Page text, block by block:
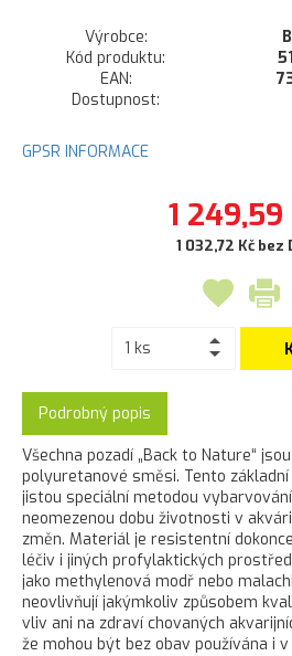
Výrobce:
Kód produktu:
EAN:
Dostupnost:
GPSR INFORMACE
1 249,59
1 032,72 Kč bez
Podrobný popis
Všechna pozadí „Back to Nature“
polyuretanové směsi. Tento
jistou speciální metodou
neomezenou dobu životnosti v
změn. Materiál je resistentní
léčiv i jiných profylaktických
jako methylenová modř nebo
neovlivňují jakýmkoliv způsobem
vliv ani na zdraví chovaných
že mohou být bez obav používána i